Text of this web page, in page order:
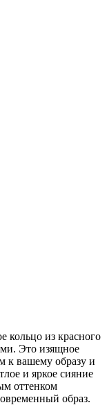
кольцо из красного
Это изящное
к вашему образу и
и яркое сияние
оттенком
образ.